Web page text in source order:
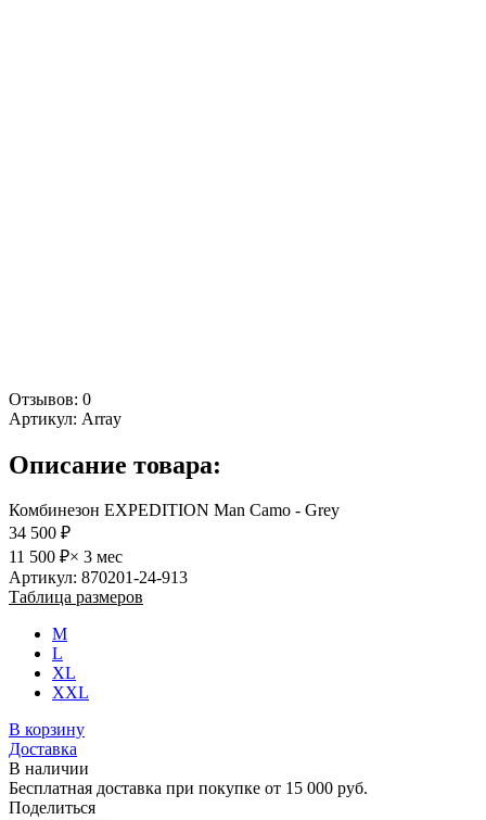
Отзывов: 0
Артикул: Array
Описание товара:
Комбинезон EXPEDITION Man Camo - Grey
34 500 ₽
11 500 ₽× 3 мес
Артикул: 870201-24-913
Таблица размеров
M
L
XL
XXL
В корзину
Доставка
В наличии
Бесплатная доставка при покупке от 15 000 руб.
Поделиться